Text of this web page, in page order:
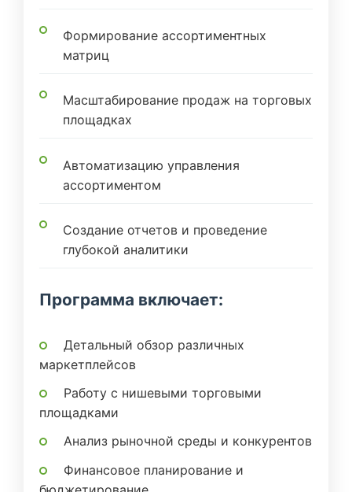
Формирование ассортиментных
матриц
Масштабирование продаж на торговых
площадках
Автоматизацию управления
ассортиментом
Создание отчетов и проведение
глубокой аналитики
Программа включает:
Детальный обзор различных
маркетплейсов
Работу с нишевыми торговыми
площадками
Анализ рыночной среды и конкурентов
Финансовое планирование и